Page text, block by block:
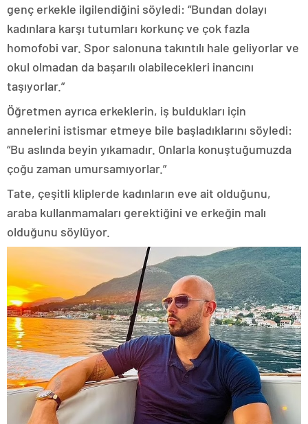
genç erkekle ilgilendiğini söyledi: “Bundan dolayı
kadınlara karşı tutumları korkunç ve çok fazla
homofobi var. Spor salonuna takıntılı hale geliyorlar ve
okul olmadan da başarılı olabilecekleri inancını
taşıyorlar.”
Öğretmen ayrıca erkeklerin, iş buldukları için
annelerini istismar etmeye bile başladıklarını söyledi:
“Bu aslında beyin yıkamadır. Onlarla konuştuğumuzda
çoğu zaman umursamıyorlar.”
Tate, çeşitli kliplerde kadınların eve ait olduğunu,
araba kullanmamaları gerektiğini ve erkeğin malı
olduğunu söylüyor.